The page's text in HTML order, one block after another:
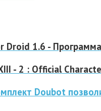
Droid 1.6 -
- 2 : Official
Doubot